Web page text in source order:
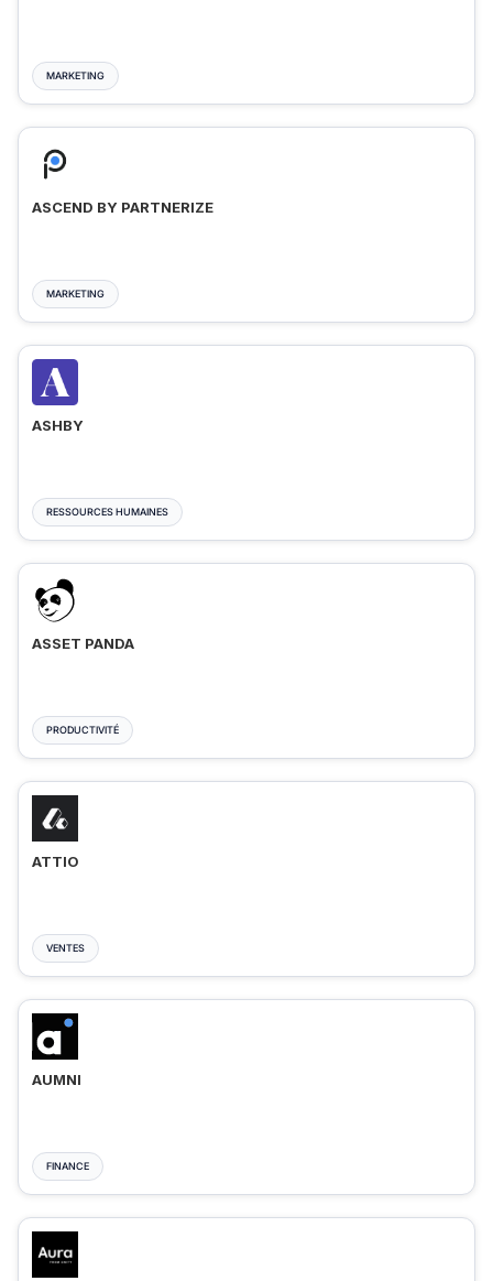
MARKETING
ASCEND BY PARTNERIZE
MARKETING
ASHBY
RESSOURCES HUMAINES
ASSET PANDA
PRODUCTIVITÉ
ATTIO
VENTES
AUMNI
FINANCE